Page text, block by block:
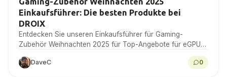
Einkaufsführer: Die besten Produkte bei
DROIX
Entdecken Sie unseren Einkaufsführer für Gaming-
Zubehör Weihnachten 2025 für Top-Angebote für eGPUs,
Monitore und mehr bei DROIX noch heute!
DaveC 0